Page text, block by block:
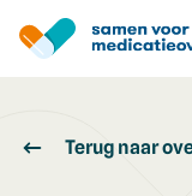
Overslaan
en
gaanTerug naar